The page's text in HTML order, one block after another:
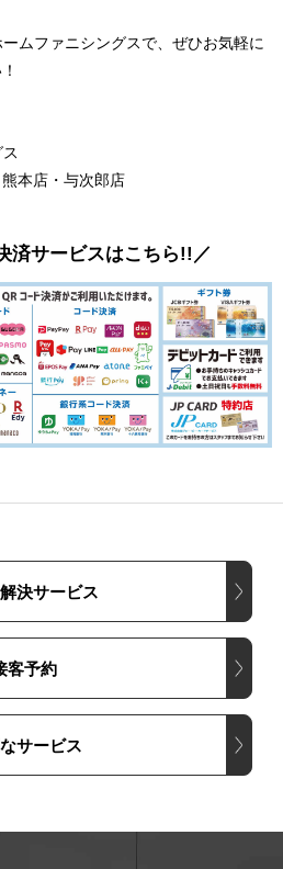
ムファニシングスで、ぜひお気軽に
本店・与次郎店
済サービスはこちら!!／
決サービス
客予約
サービス